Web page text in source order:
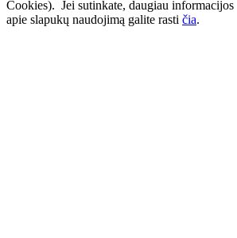
Cookies). Jei sutinkate, daugiau informacijos
apie slapukų naudojimą galite rasti čia.